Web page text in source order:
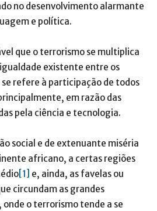
no desenvolvimento alarmante
e política.
que o terrorismo se multiplica
existente entre os
se refere à participação de todos
em razão das
pela ciência e tecnologia.
social e de extenuante miséria
africano, a certas regiões
[1]
e, ainda, as favelas ou
circundam as grandes
o terrorismo tende a se